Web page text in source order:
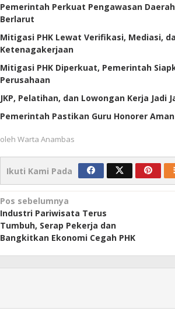
Pemerintah Perkuat Pengawasan
Berlarut
Mitigasi PHK Lewat Verifikasi, Mediasi,
Ketenagakerjaan
Mitigasi PHK Diperkuat, Pemerintah
Perusahaan
JKP, Pelatihan, dan Lowongan Kerja Jadi
Pemerintah Pastikan Guru Honorer
oleh Warta Anambas
Ikuti Kami Pada
Navigasi
pos
Pos sebelumnya
Industri Pariwisata Terus
Tumbuh, Serap Pekerja dan
Bangkitkan Ekonomi Cegah PHK